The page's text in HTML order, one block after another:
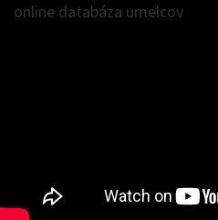
online databáza umelcov